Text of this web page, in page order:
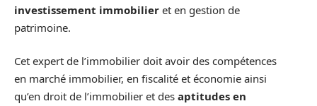
investissement immobilier et en gestion de
patrimoine.
Cet expert de l’immobilier doit avoir des compétences
en marché immobilier, en fiscalité et économie ainsi
qu’en droit de l’immobilier et des aptitudes en